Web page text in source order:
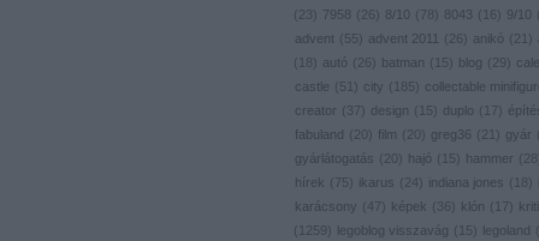
( 23) 7958 ( 26 ) 8/10 ( 78 ) 8043 ( 16 ) 9/10 (
advent ( 55) advent 2011 ( 26 ) anikó ( 21 )
(
18 ) autó ( 26 ) batman ( 15) blog ( 29)
castle ( 51 ) city ( 185) collectable
creator ( 37) design ( 15) duplo ( 17)
fabuland ( 20) film ( 20) greg36 ( 21 ) gyár (
gyárlátogatás ( 20) hajó ( 15) hammer ( 28
hírek ( 75) ikarus ( 24) indiana jones ( 18 )
karácsony ( 47) képek ( 36 ) klón ( 17)
(
1259) legoblog visszavág ( 15) legoland (